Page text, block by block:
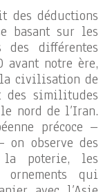
des déductions
basant sur les
différentes
avant notre ère,
civilisation de
des similitudes
nord de l’Iran.
précoce –
on observe des
poterie, les
qui